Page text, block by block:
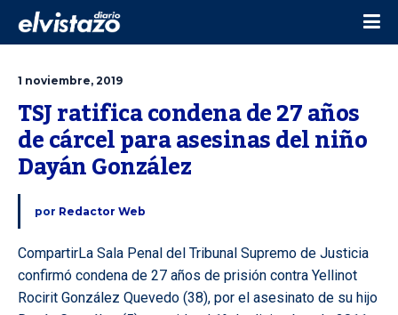
1 noviembre, 2019
TSJ ratifica condena de 27 años
de cárcel para asesinas del niño
Dayán González
por Redactor Web
CompartirLa Sala Penal del Tribunal Supremo de Justicia
confirmó condena de 27 años de prisión contra Yellinot
Rocirit González Quevedo (38), por el asesinato de su hijo